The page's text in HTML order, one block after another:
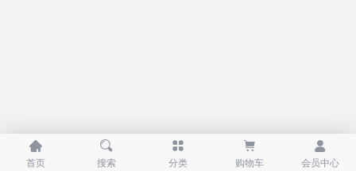

首页

搜索

分类

购物车

会员中心